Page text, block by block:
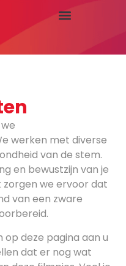
werken met diverse
van de stem.
en bewustzijn van je
zorgen we ervoor dat
van een zware
op deze pagina aan u
dat er nog wat